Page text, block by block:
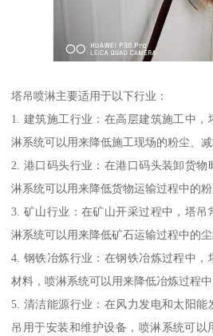
塔吊喷淋主要适用于以下行业：
1. 建筑施工行业：在高层建筑施工中
淋系统可以用来降低施工现场的粉尘、减
2. 港口码头行业：在港口码头装卸货
淋系统可以用来降低货物运输过程中的粉
3. 矿山行业：在矿山开采过程中，塔
淋系统可以用来降低矿石运输过程中的尘
4. 钢铁冶炼行业：在钢铁冶炼过程中
材料，喷淋系统可以用来降低冶炼过程中
5. 清洁能源行业：在风力发电和太阳
吊用于安装和维护设备，喷淋系统可以